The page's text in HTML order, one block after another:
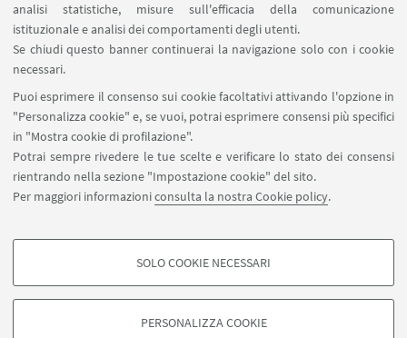
analisi statistiche, misure sull'efficacia della comunicazione
istituzionale e analisi dei comportamenti degli utenti.
Se chiudi questo banner continuerai la navigazione solo con i cookie
necessari.
Puoi esprimere il consenso sui cookie facoltativi attivando l'opzione in
"Personalizza cookie" e, se vuoi, potrai esprimere consensi più specifici
in "Mostra cookie di profilazione".
Potrai sempre rivedere le tue scelte e verificare lo stato dei consensi
rientrando nella sezione "Impostazione cookie" del sito.
Per maggiori informazioniconsulta la nostra Cookie policy.
COOKIE DI PROFILAZIONE - FACOLTATIVI
degli utenti, creare profili in base al loro comportamento sul sito, per analisi
SOLO COOKIE NECESSARI
PERSONALIZZA COOKIE
SEGUI IL DIPARTIMENTO SU:
SEGUI UNIBO SU:
APP:
©Copyright 2026 - ALMA MATER STUDIORUM - Università di
Bologna - Via Zamboni, 33 - 40126 Bologna - PI: 01131710376 - CF: